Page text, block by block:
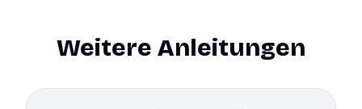
Weitere Anleitungen